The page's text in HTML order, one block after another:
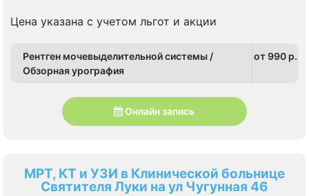
Цена указана с учетом льгот и акции
Рентген мочевыделительной системы /
Обзорная урография
от 990 p.
Онлайн запись
МРТ, КТ и УЗИ в Клинической больнице
Святителя Луки на ул Чугунная 46